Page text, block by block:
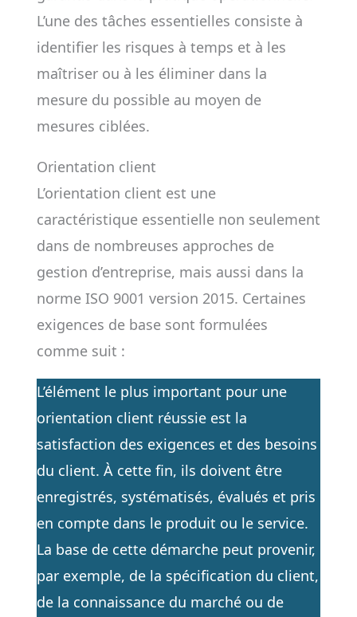
L’une des tâches essentielles consiste à
identifier les risques à temps et à les
maîtriser ou à les éliminer dans la
mesure du possible au moyen de
mesures ciblées.
Orientation client
L’orientation client est une
caractéristique essentielle non seulement
dans de nombreuses approches de
gestion d’entreprise, mais aussi dans la
norme ISO 9001 version 2015. Certaines
exigences de base sont formulées
comme suit :
L’élément le plus important pour une
orientation client réussie est la
satisfaction des exigences et des besoins
du client. À cette fin, ils doivent être
enregistrés, systématisés, évalués et pris
en compte dans le produit ou le service.
La base de cette démarche peut provenir,
par exemple, de la spécification du client,
de la connaissance du marché ou de